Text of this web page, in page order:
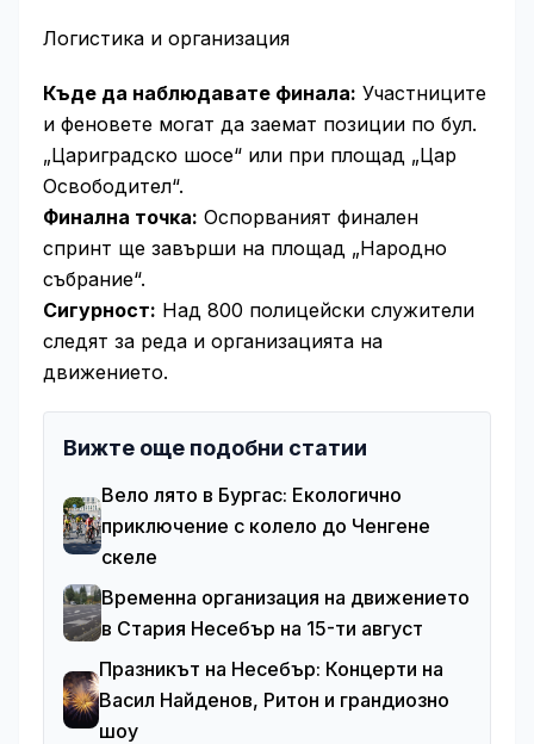
Логистика и организация
Къде да наблюдавате финала: Участниците
и феновете могат да заемат позиции по бул.
„Цариградско шосе“ или при площад „Цар
Освободител“.
Финална точка: Оспорваният финален
спринт ще завърши на площад „Народно
събрание“.
Сигурност: Над 800 полицейски служители
следят за реда и организацията на
движението.
Вижте още подобни статии
Вело лято в Бургас: Екологично
приключение с колело до Ченгене
скеле
Временна организация на движението
в Стария Несебър на 15-ти август
Празникът на Несебър: Концерти на
Васил Найденов, Ритон и грандиозно
шоу